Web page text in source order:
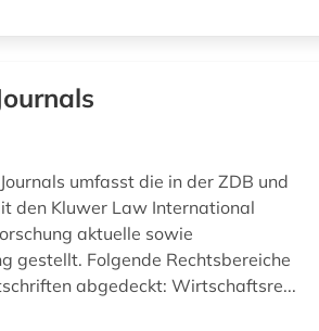
umfasst die in der ZDB und
den Kluwer Law International
aktuelle sowie
gestellt. Folgende Rechtsbereiche
abgedeckt: Wirtschaftsre...